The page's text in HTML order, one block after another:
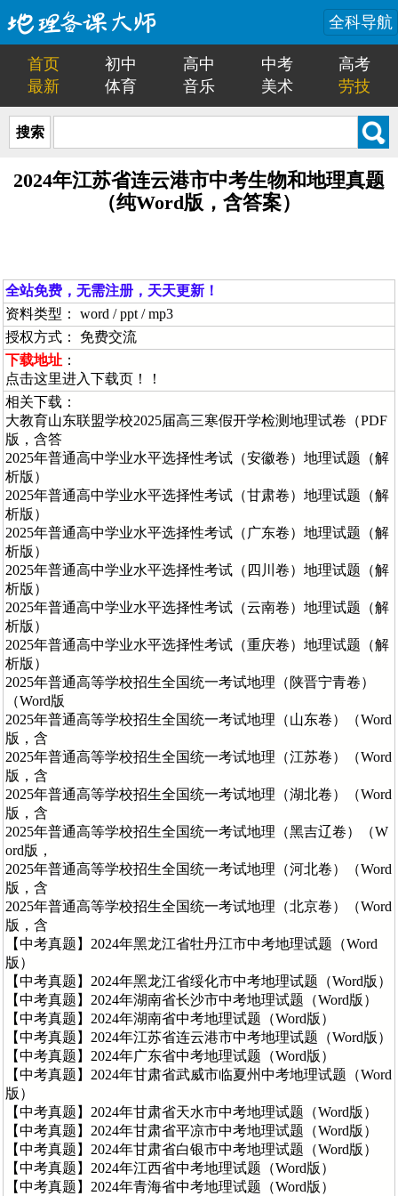
全科导航
首页 初中 高中 中考
高考
最新
体育 音乐 美术 劳技
搜索
2024年江苏省连云港市中考生物和地理真题
（纯Word版，含答案）
全站免费，无需注册，天天更新！
资料类型： word / ppt / mp3
授权方式： 免费交流
下载地址 ：
点击这里进入下载页！！
相关下载：
大教育山东联盟学校2025届高三寒假开学检测地理试卷（PDF
版，含答
2025年普通高中学业水平选择性考试（安徽卷）地理试题（解
析版）
2025年普通高中学业水平选择性考试（甘肃卷）地理试题（解
析版）
2025年普通高中学业水平选择性考试（广东卷）地理试题（解
析版）
2025年普通高中学业水平选择性考试（四川卷）地理试题（解
析版）
2025年普通高中学业水平选择性考试（云南卷）地理试题（解
析版）
2025年普通高中学业水平选择性考试（重庆卷）地理试题（解
析版）
2025年普通高等学校招生全国统一考试地理（陕晋宁青卷）
（Word版
2025年普通高等学校招生全国统一考试地理（山东卷）（Word
版，含
2025年普通高等学校招生全国统一考试地理（江苏卷）（Word
版，含
2025年普通高等学校招生全国统一考试地理（湖北卷）（Word
版，含
2025年普通高等学校招生全国统一考试地理（黑吉辽卷）（W
ord版，
2025年普通高等学校招生全国统一考试地理（河北卷）（Word
版，含
2025年普通高等学校招生全国统一考试地理（北京卷）（Word
版，含
【中考真题】2024年黑龙江省牡丹江市中考地理试题（Word
版）
【中考真题】2024年黑龙江省绥化市中考地理试题（Word版）
【中考真题】2024年湖南省长沙市中考地理试题（Word版）
【中考真题】2024年湖南省中考地理试题（Word版）
【中考真题】2024年江苏省连云港市中考地理试题（Word版）
【中考真题】2024年广东省中考地理试题（Word版）
【中考真题】2024年甘肃省武威市临夏州中考地理试题（Word
版）
【中考真题】2024年甘肃省天水市中考地理试题（Word版）
【中考真题】2024年甘肃省平凉市中考地理试题（Word版）
【中考真题】2024年甘肃省白银市中考地理试题（Word版）
【中考真题】2024年江西省中考地理试题（Word版）
【中考真题】2024年青海省中考地理试题（Word版）